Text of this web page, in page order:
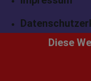
Diese